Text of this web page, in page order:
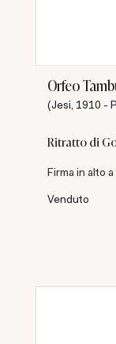
Orfeo
(Jesi, 1910 -
Ritratto di
Firma in alto
Venduto